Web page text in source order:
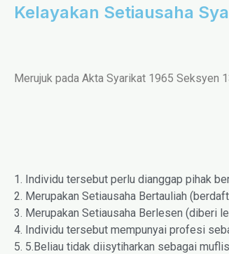
Kelayakan Setiausaha
Merujuk pada Akta Syarikat 1965 Seksyen
1. Individu tersebut perlu dianggap pihak
2. Merupakan Setiausaha Bertauliah
3. Merupakan Setiausaha Berlesen (diberi
4. Individu tersebut mempunyai profesi
5. 5.Beliau tidak diisytiharkan sebagai